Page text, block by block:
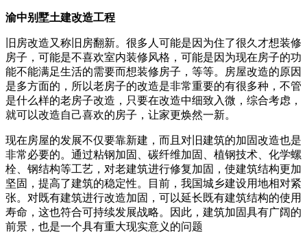
渝中别墅土建改造工程
旧房改造又称旧房翻新。很多人可能是因为住了很久才想装修
房子，可能是不喜欢室内装修风格，可能是因为现在房子的功
能不能满足生活的需要而想装修房子，等等。房屋改造的原因
是多方面的，所以老房子的改造是非常重要的有很多种，不管
是什么样的老房子改造，只要在改造中细致入微，综合考虑，
就可以改造自己喜欢的房子，让家更焕然一新。
现在房屋的发展不仅要靠新建，而且对旧建筑的加固改造也是
非常必要的。通过粘钢加固、碳纤维加固、植钢技术、化学螺
栓、钢结构等工艺，对老建筑进行修复加固，使建筑结构更加
坚固，提高了建筑的稳定性。目前，我国城乡建设用地相对紧
张。对既有建筑进行改造加固，可以延长既有建筑结构的使用
寿命，这也符合可持续发展战略。因此，建筑加固具有广阔的
前景，也是一个具有重大现实意义的问题